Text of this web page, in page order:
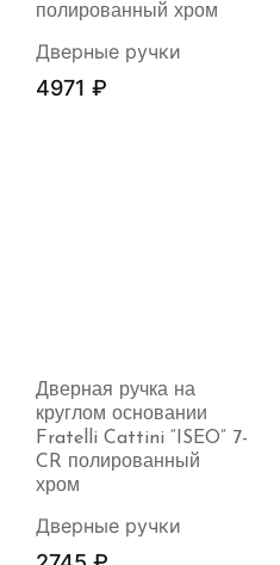
полированный хром
Дверные ручки
4971 ₽
Дверная ручка на
круглом основании
Fratelli Cattini “ISEO” 7-
CR полированный
хром
Дверные ручки